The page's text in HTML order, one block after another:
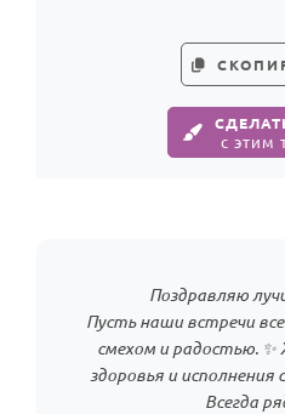
с этим
Поздравляю
Пусть наши встречи
смехом и радостью.
здоровья и исполнения
Всегда